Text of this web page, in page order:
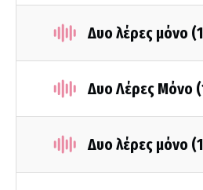
Δυο λέρες μόνο
Δυο Λέρες Μόνο
Δυο λέρες μόνο